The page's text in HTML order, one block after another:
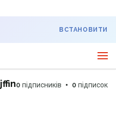
ВСТАНОВИТИ
jffin0 підписників 0 підписок